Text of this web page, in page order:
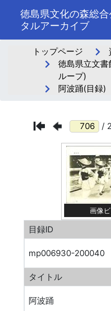
徳島県文化の森総
タルアーカイブ
トップページ
徳島県立文
ループ)
阿波踊(目録)
/
画像
目録ID
mp006930-200040
タイトル
阿波踊